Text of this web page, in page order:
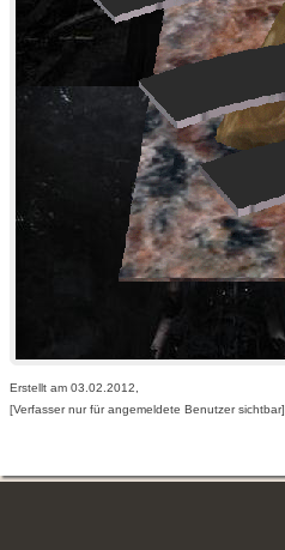
Erstellt am 03.02.2012,
[Verfasser nur für angemeldete Benutzer sichtbar]